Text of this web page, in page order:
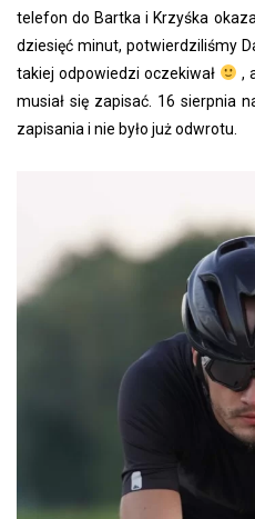
telefon do Bartka i Krzyśka
dziesięć minut, potwierdziliśmy
takiej odpowiedzi oczekiwał
,
musiał się zapisać. 16 sierpnia
zapisania i nie było już odwrotu.